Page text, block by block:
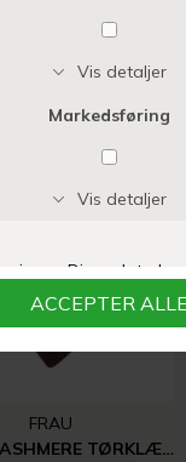
ALVIDA WNTER SCARF | CREME
DKK 299,00
FRAU
DOHA CASHMERE TØRKLÆDE | RED MAHOGANY